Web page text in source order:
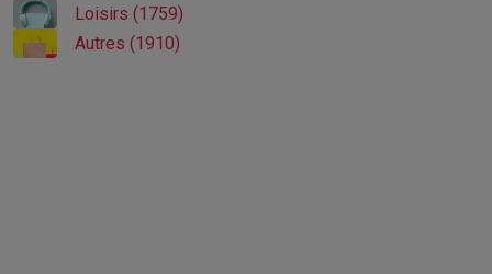
Loisirs (1759)
Autres (1910)